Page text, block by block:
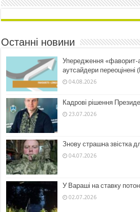
Останні новини
Упередження «фаворит-
аутсайдери
04.08.2026
Кадрові рішення
23.07.2026
Знову страшна звістка
04.07.2026
У Вараші на ставку
02.07.2026